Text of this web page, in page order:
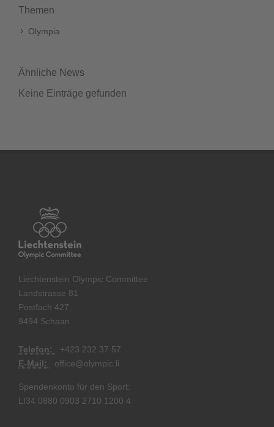
Themen
Olympia
Ähnliche News
Keine Einträge gefunden
Liechtenstein Olympic Committee
Landstrasse 81
Postfach 427
9494 Schaan
Telefon: +423 232 37 57
E-Mail:
office@olympic.li
Spendenkonto für den Sport:
LI34 0880 0903 2710 1200 4